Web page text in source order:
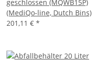
geschlossen (MQWB15P)
(MediQo-line, Dutch Bins)
201,11 € *